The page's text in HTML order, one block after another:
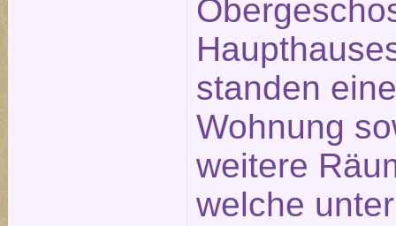
standen eine
Wohnung
weitere
welche unter